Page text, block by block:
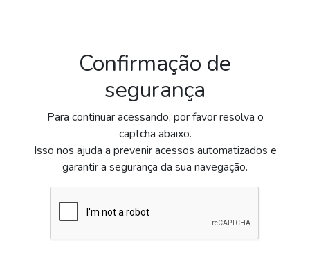
Confirmação de
segurança
Para continuar acessando, por favor resolva o
captcha abaixo.
Isso nos ajuda a prevenir acessos automatizados e
garantir a segurança da sua navegação.